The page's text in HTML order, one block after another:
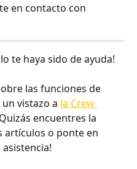
en contacto con
te haya sido de ayuda!
las funciones de
vistazo a la Crew
encuentres la
artículos o ponte en